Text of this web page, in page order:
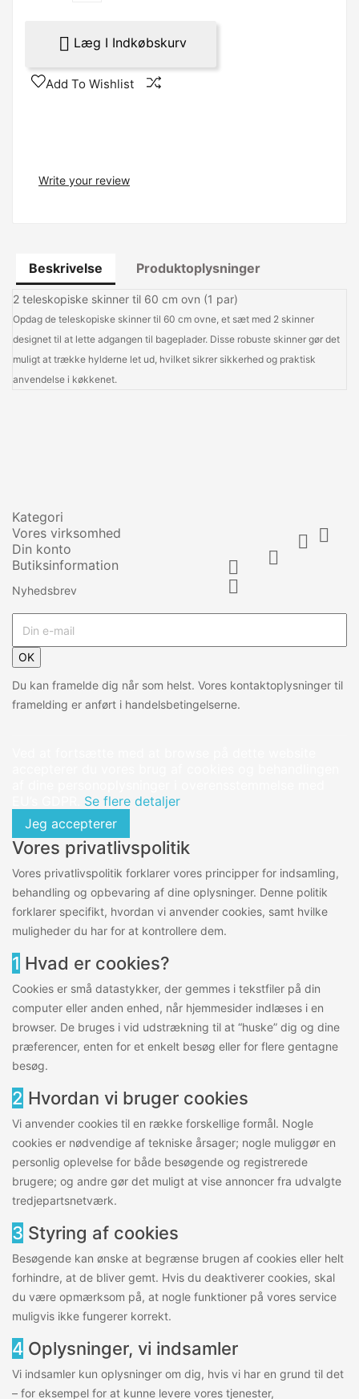
 Læg I Indkøbskurv
Add To Wishlist
Write your review
Beskrivelse Produktoplysninger
2 teleskopiske skinner til 60 cm ovn (1 par)
Opdag de teleskopiske skinner til 60 cm ovne, et sæt med 2 skinner
designet til at lette adgangen til bageplader. Disse robuste skinner gør det
muligt at trække hylderne let ud, hvilket sikrer sikkerhed og praktisk
anvendelse i køkkenet.
Kategori

Vores virksomhed 
Din konto 
Butiksinformation


Nyhedsbrev
OK
Du kan framelde dig når som helst. Vores kontaktoplysninger til
framelding er anført i handelsbetingelserne.
Se flere detaljer
Jeg accepterer
Vores privatlivspolitik
Vores privatlivspolitik forklarer vores principper for indsamling,
behandling og opbevaring af dine oplysninger. Denne politik
forklarer specifikt, hvordan vi anvender cookies, samt hvilke
muligheder du har for at kontrollere dem.
1 Hvad er cookies?
Cookies er små datastykker, der gemmes i tekstfiler på din
computer eller anden enhed, når hjemmesider indlæses i en
browser. De bruges i vid udstrækning til at “huske” dig og dine
præferencer, enten for et enkelt besøg eller for flere gentagne
besøg.
2 Hvordan vi bruger cookies
Vi anvender cookies til en række forskellige formål. Nogle
cookies er nødvendige af tekniske årsager; nogle muliggør en
personlig oplevelse for både besøgende og registrerede
brugere; og andre gør det muligt at vise annoncer fra udvalgte
tredjepartsnetværk.
3 Styring af cookies
Besøgende kan ønske at begrænse brugen af cookies eller helt
forhindre, at de bliver gemt. Hvis du deaktiverer cookies, skal
du være opmærksom på, at nogle funktioner på vores service
muligvis ikke fungerer korrekt.
4 Oplysninger, vi indsamler
Vi indsamler kun oplysninger om dig, hvis vi har en grund til det
– for eksempel for at kunne levere vores tjenester,